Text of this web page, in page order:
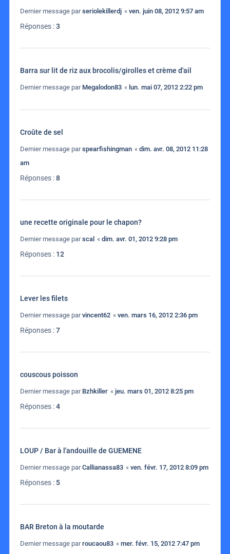
Dernier message parseriolekillerdj « ven. juin 08, 2012 9:57 am
Réponses :3
Barra sur lit de riz aux brocolis/girolles et crème d'ail
Dernier message par Megalodon83 « lun. mai 07, 2012 2:22 pm
Croûte de sel
Dernier message parspearfishingman « dim. avr. 08, 2012 11:28
am
Réponses :8
une recette originale pour le chapon?
Dernier message parscal « dim. avr. 01, 2012 9:28 pm
Réponses : 12
Lever les filets
Dernier message parvincent62 « ven. mars 16, 2012 2:36 pm
Réponses :7
couscous poisson
Dernier message par Bzhkiller « jeu. mars 01, 2012 8:25 pm
Réponses :4
LOUP / Bar à l'andouille de GUEMENE
Dernier message parCallianassa83 « ven. févr. 17, 2012 8:09 pm
Réponses :5
BAR Breton à la moutarde
Dernier message parroucaou83 « mer. févr. 15, 2012 7:47 pm